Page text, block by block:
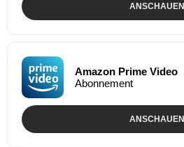
ANSCHAUEN
Amazon Prime Video
Abonnement
ANSCHAUEN